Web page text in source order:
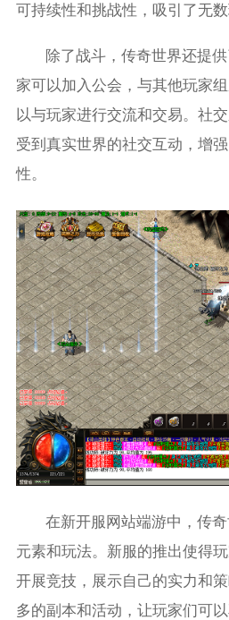
可持续性和挑战性，吸引了无数
除了战斗，传奇世界还提
家可以加入公会，与其他玩家
以与玩家进行交流和交易。社
受到真实世界的社交互动，增
性。
在新开服网站端游中，传
元素和玩法。新服的推出使得
开展竞技，展示自己的实力和
多的副本和活动，让玩家们可